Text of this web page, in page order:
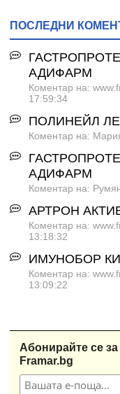
ПОСЛЕДНИ
АДИФАРМ
Коментар на:
17:59:34
ПОЛИНЕЙЛ
Коментар на:
АДИФАРМ
Коментар на:
АРТРОН
Коментар на:
13:18:32
ИМУНОБОР
Коментар на:
13:09:22
Абонирайте се
Framar.bg